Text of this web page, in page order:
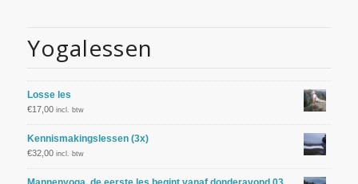
Yogalessen
Losse les
€17,00 incl. btw
Kennismakingslessen (3x)
€32,00 incl. btw